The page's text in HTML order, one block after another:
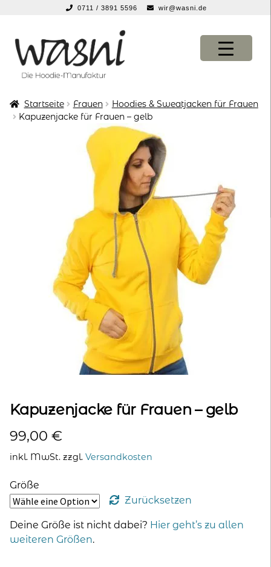
0711 / 3891 5596 wir@wasni.de
Navigation
springen
Inhalt
springen
KONFIGURATOR
vor ort
service
KONFIGURATOR
Startseite Frauen
Hoodies & Sweatjacken für Frauen
Kapuzenjacke für Frauen – gelb
Kapuzenjacke für Frauen – gelb
99,00 €
inkl. MwSt. zzgl. Versandkosten
Größe
Zurücksetzen
Deine Größe ist nicht dabei? Hier geht’s zu allen
weiteren Größen.